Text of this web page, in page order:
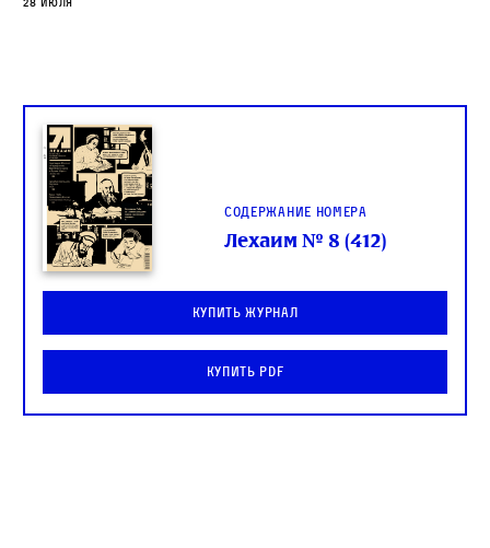
Содержание номера
Лехаим № 8 (412)
Купить журнал
Купить PDF